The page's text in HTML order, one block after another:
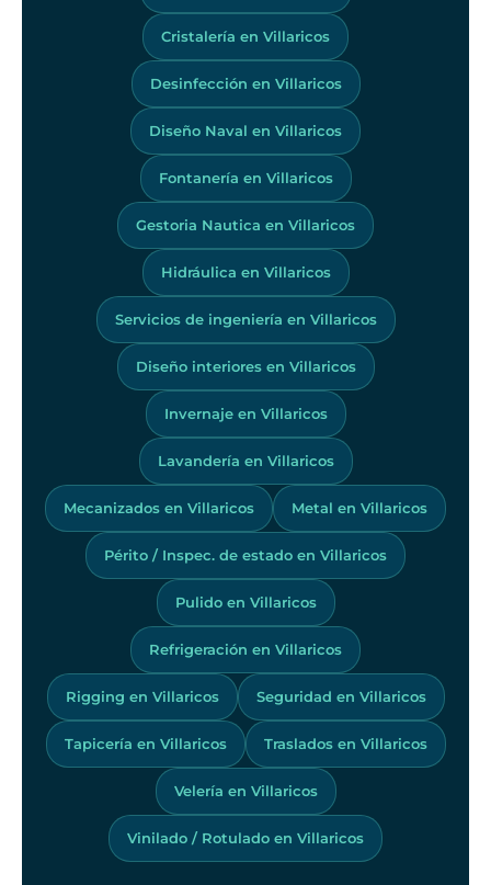
Cristalería en Villaricos
Desinfección en Villaricos
Diseño Naval en Villaricos
Fontanería en Villaricos
Gestoria Nautica en Villaricos
Hidráulica en Villaricos
Servicios de ingeniería en Villaricos
Diseño interiores en Villaricos
Invernaje en Villaricos
Lavandería en Villaricos
Mecanizados en Villaricos Metal en Villaricos
Périto / Inspec. de estado en Villaricos
Pulido en Villaricos
Refrigeración en Villaricos
Rigging en Villaricos Seguridad en Villaricos
Tapicería en Villaricos Traslados en Villaricos
Velería en Villaricos
Vinilado / Rotulado en Villaricos